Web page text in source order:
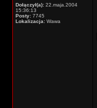
Dołączył(a): 22.maja.2004
15:36:13
Posty: 7745
Lokalizacja: Wawa